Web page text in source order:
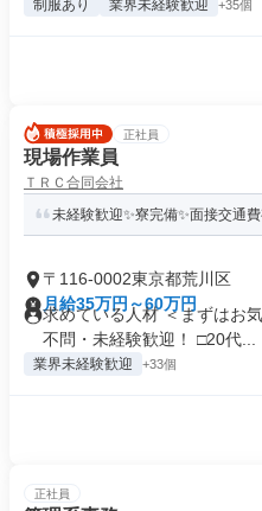
制服あり 業界未経験歓迎 +35個
正社員
現場作業員
ＴＲＣ合同会社
未経験歓迎✨寮完備✨面接交通
〒116-0002東京都荒川区
月給35万円～60万円
求めている人材 ＜まずはお
不問・未経験歓迎！ □20代...
業界未経験歓迎 +33個
正社員